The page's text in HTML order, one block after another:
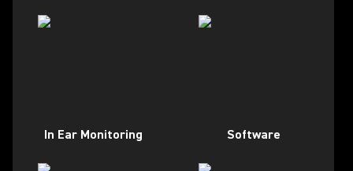
In Ear Monitoring Software